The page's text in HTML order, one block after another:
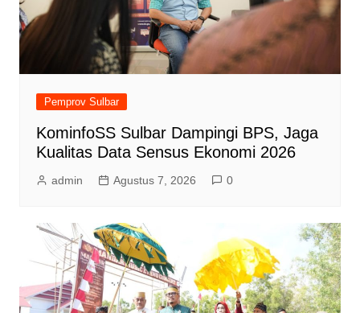
Pemprov Sulbar
KominfoSS Sulbar Dampingi BPS, Jaga
Kualitas Data Sensus Ekonomi 2026
admin Agustus 7, 2026 0